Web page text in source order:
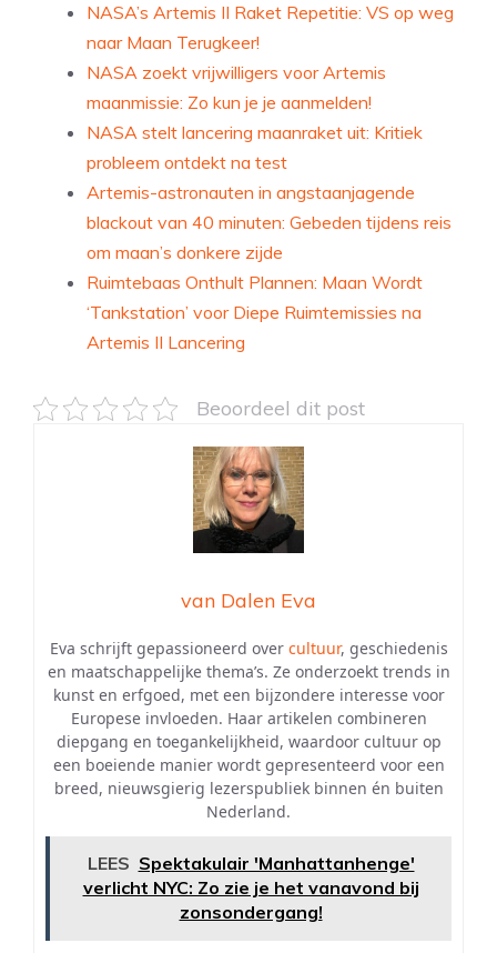
NASA’s Artemis II Raket Repetitie: VS op weg
naar Maan Terugkeer!
NASA zoekt vrijwilligers voor Artemis
maanmissie: Zo kun je je aanmelden!
NASA stelt lancering maanraket uit: Kritiek
probleem ontdekt na test
Artemis-astronauten in angstaanjagende
blackout van 40 minuten: Gebeden tijdens reis
om maan’s donkere zijde
Ruimtebaas Onthult Plannen: Maan Wordt
‘Tankstation’ voor Diepe Ruimtemissies na
Artemis II Lancering
Beoordeel dit post
van Dalen Eva
Eva schrijft gepassioneerd over cultuur, geschiedenis
en maatschappelijke thema’s. Ze onderzoekt trends in
kunst en erfgoed, met een bijzondere interesse voor
Europese invloeden. Haar artikelen combineren
diepgang en toegankelijkheid, waardoor cultuur op
een boeiende manier wordt gepresenteerd voor een
breed, nieuwsgierig lezerspubliek binnen én buiten
Nederland.
LEES Spektakulair 'Manhattanhenge'
verlicht NYC: Zo zie je het vanavond bij
zonsondergang!